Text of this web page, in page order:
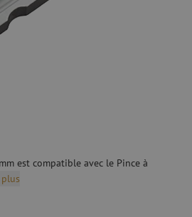
est compatible avec le Pince à